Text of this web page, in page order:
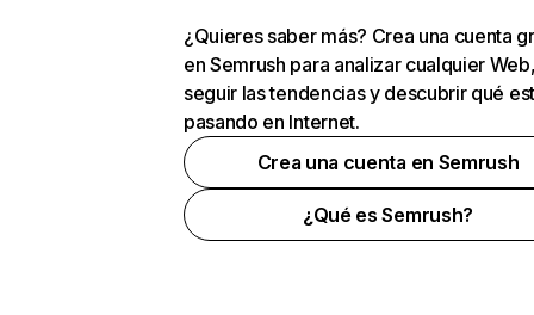
¿Quieres saber más? Crea una cuenta
en Semrush para analizar cualquier
seguir las tendencias y descubrir qué
pasando en Internet.
Crea una cuenta en Semrush
¿Qué es Semrush?